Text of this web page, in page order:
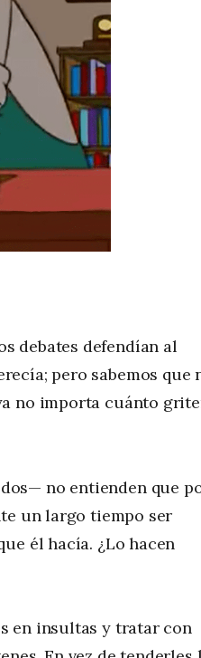
debates defendían al
pero sabemos que
no importa cuánto
no entienden que
un largo tiempo ser
él hacía. ¿Lo hacen
en insultas y tratar con